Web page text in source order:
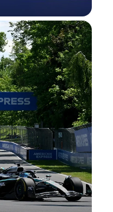
بطولة
تذاكر البيع المسبق Presale Tickets®، عروض عند
الإنفاق داخل